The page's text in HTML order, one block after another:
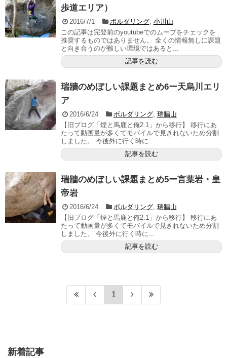
歩道エリア）
2016/7/1 ボルダリング, 小川山
この記事は完登前のyoutubeでのムーブをチェックを
推奨するものではありません。 全くの情報無しに課題
と向き合うのが難しい環境ではあると...
記事を読む
瑞牆のめぼしい課題まとめ6ー天烏川エリ
ア
2016/6/24 ボルダリング, 瑞牆山
【旧ブログ「煙と馬鹿と俺2.1」から移行】 移行にあ
たって動画量が多くてモバイルで見きれないため分割
しました。 今後外に行く時に...
記事を読む
瑞牆のめぼしい課題まとめ5ー言葉岩・皇
帝岩
2016/6/24 ボルダリング, 瑞牆山
【旧ブログ「煙と馬鹿と俺2.1」から移行】 移行にあ
たって動画量が多くてモバイルで見きれないため分割
しました。 今後外に行く時に...
記事を読む
1
新着記事